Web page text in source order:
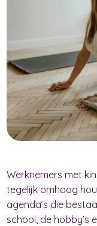
Werknemers met
tegelijk omhoog
agenda’s die
school, de hobby’s